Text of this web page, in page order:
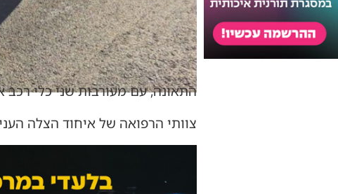
התאונה, עם מעורבות שני כלי רכב
צוותי הרפואה של איחוד הצלה